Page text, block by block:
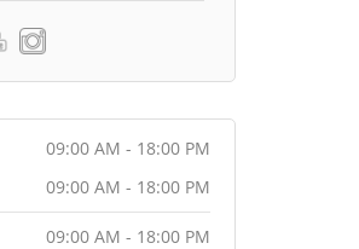
09:00 AM - 18:00 PM
09:00 AM - 18:00 PM
09:00 AM - 18:00 PM